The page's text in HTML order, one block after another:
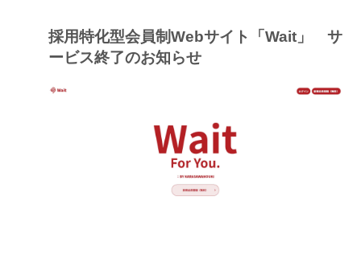
採用特化型会員制Webサイト「Wait」 サ
ービス終了のお知らせ